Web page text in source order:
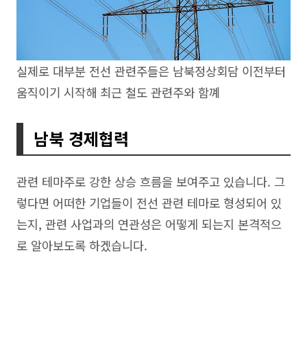
실제로 대부분 전선 관련주들은 남북정상회담 이전부터
움직이기 시작해 최근 철도 관련주와 함꼐
남북 경제협력
관련 테마주로 강한 상승 흐름을 보여주고 있습니다. 그
렇다면 어떠한 기업들이 전선 관련 테마로 형성되어 있
는지, 관련 사업과의 연관성은 어떻게 되는지 본격적으
로 알아보도록 하겠습니다.